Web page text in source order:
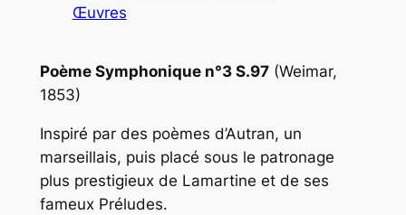
Œuvres
Poème Symphonique n°3 S.97(Weimar,
1853)
Inspiré par des poèmes d’Autran, un
marseillais, puis placé sous le patronage
plus prestigieux de Lamartine et de ses
fameux Préludes.